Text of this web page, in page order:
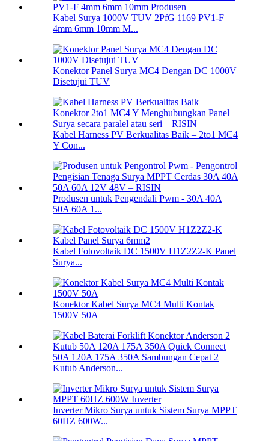
Kabel Surya 1000V TUV 2PfG 1169 PV1-F
4mm 6mm 10mm M...
Konektor Panel Surya MC4 Dengan DC 1000V
Disetujui TUV
Kabel Harness PV Berkualitas Baik – 2to1 MC4
Y Con...
Produsen untuk Pengendali Pwm - 30A 40A
50A 60A 1...
Kabel Fotovoltaik DC 1500V H1Z2Z2-K Panel
Surya...
Konektor Kabel Surya MC4 Multi Kontak
1500V 50A
50A 120A 175A 350A Sambungan Cepat 2
Kutub Anderson...
Inverter Mikro Surya untuk Sistem Surya MPPT
60HZ 600W...